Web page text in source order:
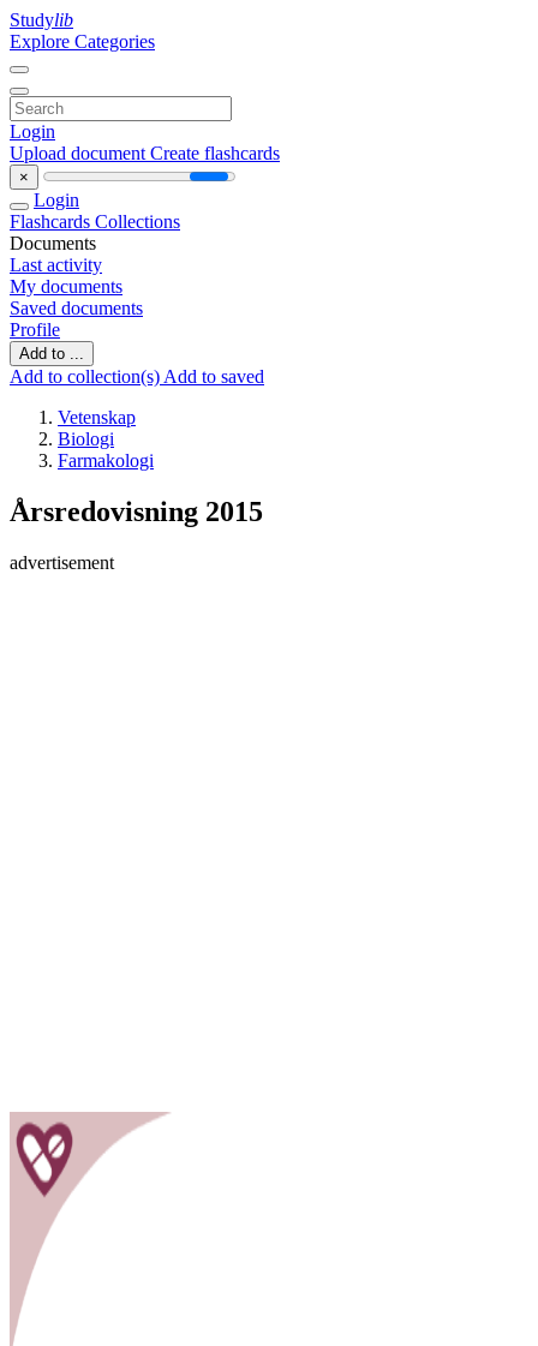
Studylib
Explore Categories
Login
Upload document Create flashcards
×
Login
Flashcards Collections
Documents
Last activity
My documents
Saved documents
Profile
Add to ...
Add to collection(s) Add to saved
Vetenskap
Biologi
Farmakologi
Årsredovisning 2015
advertisement